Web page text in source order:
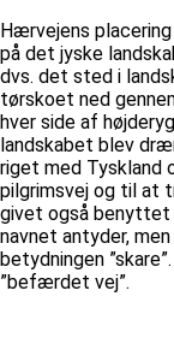
Hærvejens
på det jyske
dvs. det sted i
tørskoet ned
hver side af
landskabet blev
riget med Tyskland
pilgrimsvej og til at
givet også benyttet
navnet antyder,
betydningen
”befærdet vej”.